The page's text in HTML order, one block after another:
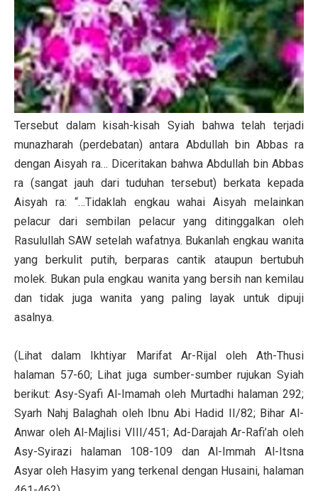
Tersebut dalam kisah-kisah Syiah bahwa telah terjadi
munazharah (perdebatan) antara Abdullah bin Abbas ra
dengan Aisyah ra… Diceritakan bahwa Abdullah bin Abbas
ra (sangat jauh dari tuduhan tersebut) berkata kepada
Aisyah ra: “…Tidaklah engkau wahai Aisyah melainkan
pelacur dari sembilan pelacur yang ditinggalkan oleh
Rasulullah SAW setelah wafatnya. Bukanlah engkau wanita
yang berkulit putih, berparas cantik ataupun bertubuh
molek. Bukan pula engkau wanita yang bersih nan kemilau
dan tidak juga wanita yang paling layak untuk dipuji
asalnya.
(Lihat dalam Ikhtiyar Marifat Ar-Rijal oleh Ath-Thusi
halaman 57-60; Lihat juga sumber-sumber rujukan Syiah
berikut: Asy-Syafi Al-Imamah oleh Murtadhi halaman 292;
Syarh Nahj Balaghah oleh Ibnu Abi Hadid II/82; Bihar Al-
Anwar oleh Al-Majlisi VIII/451; Ad-Darajah Ar-Rafi’ah oleh
Asy-Syirazi halaman 108-109 dan Al-Immah Al-Itsna
Asyar oleh Hasyim yang terkenal dengan Husaini, halaman